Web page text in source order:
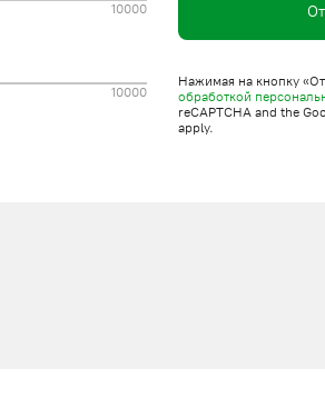
10000
10000
Нажимая на кнопку
обработкой
reCAPTCHA and the
apply.